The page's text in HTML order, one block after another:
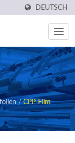
DEUTSCH
Plastic
/ CPP-Film